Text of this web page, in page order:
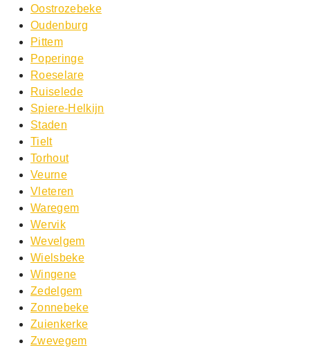
Oostrozebeke
Oudenburg
Pittem
Poperinge
Roeselare
Ruiselede
Spiere-Helkijn
Staden
Tielt
Torhout
Veurne
Vleteren
Waregem
Wervik
Wevelgem
Wielsbeke
Wingene
Zedelgem
Zonnebeke
Zuienkerke
Zwevegem